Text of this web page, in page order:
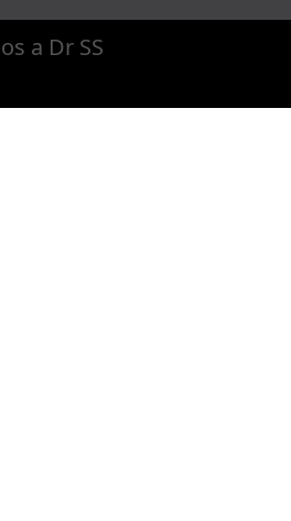
a Dr SS